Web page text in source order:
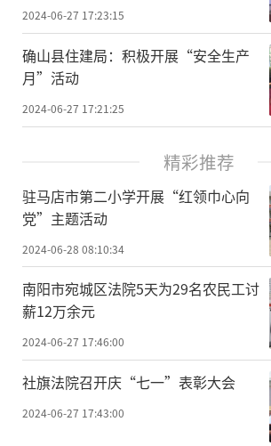
2024-06-27 17:23:15
确山县住建局：积极开展“安全生产
月”活动
2024-06-27 17:21:25
精彩推荐
驻马店市第二小学开展“红领巾心向
党”主题活动
2024-06-28 08:10:34
南阳市宛城区法院5天为29名农民工讨
薪12万余元
2024-06-27 17:46:00
社旗法院召开庆“七一”表彰大会
2024-06-27 17:43:00